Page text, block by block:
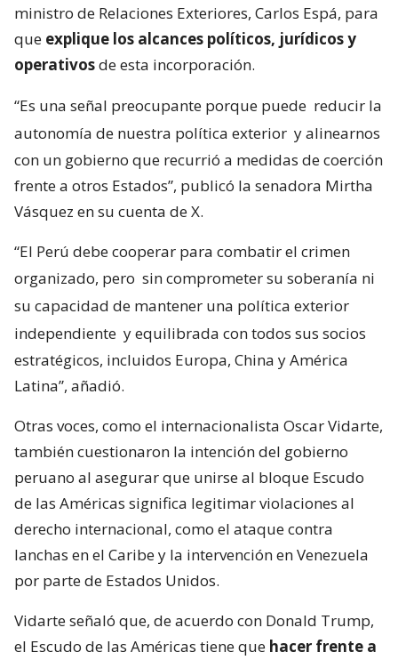
ministro de Relaciones Exteriores, Carlos Espá, para
que explique los alcances políticos, jurídicos y
operativosde esta incorporación.
“Es una señal preocupante porque puede reducir la
autonomía de nuestra política exterior y alinearnos
con un gobierno que recurrió a medidas de coerción
frente a otros Estados”, publicó la senadora Mirtha
Vásquez en su cuenta de X.
“El Perú debe cooperar para combatir el crimen
organizado, pero sin comprometer su soberanía ni
su capacidad de mantener una política exterior
independiente y equilibrada con todos sus socios
estratégicos, incluidos Europa, China y América
Latina”, añadió.
Otras voces, como el internacionalista Oscar Vidarte,
también cuestionaron la intención del gobierno
peruano al asegurar que unirse al bloque Escudo
de las Américas significa legitimar violaciones al
derecho internacional, como el ataque contra
lanchas en el Caribe y la intervención en Venezuela
por parte de Estados Unidos.
Vidarte señaló que, de acuerdo con Donald Trump,
el Escudo de las Américas tiene que hacer frente a